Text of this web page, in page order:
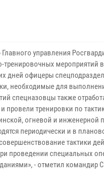
управления
тренировочных мероприятий
дней офицеры
необходимые для
спецназовцы также
провели тренировки по
огневой и инженерной
периодически и в
тактики
проведении специальных
- отметил командир